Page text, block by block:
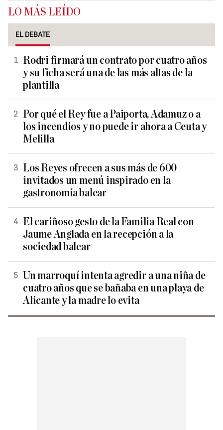
LO MÁS LEÍDO
EL DEBATE
Rodri firmará un contrato por cuatro años
y su ficha será una de las más altas de la
plantilla
Por qué el Rey fue a Paiporta, Adamuz o a
los incendios y no puede ir ahora a Ceuta y
Melilla
Los Reyes ofrecen a sus más de 600
invitados un menú inspirado en la
gastronomía balear
El cariñoso gesto de la Familia Real con
Jaume Anglada en la recepción a la
sociedad balear
Un marroquí intenta agredir a una niña de
cuatro años que se bañaba en una playa de
Alicante y la madre lo evita